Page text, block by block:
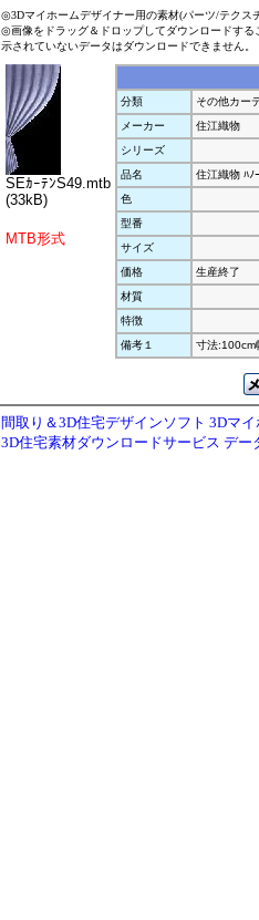
◎3Dマイホームデザイナー用の素材(パーツ/テクス
◎画像をドラッグ＆ドロップしてダウンロードす
示されていないデータはダウンロードできません。
SEｶｰﾃﾝS49.mtb
(33kB)
MTB形式
分類
その他カー
メーカー
住江織物
シリーズ
品名
住江織物 ﾊﾉ
色
型番
サイズ
価格
生産終了
材質
特徴
備考１
寸法:100cm
間取り＆3D住宅デザインソフト 3Dマ
3D住宅素材ダウンロードサービス デー